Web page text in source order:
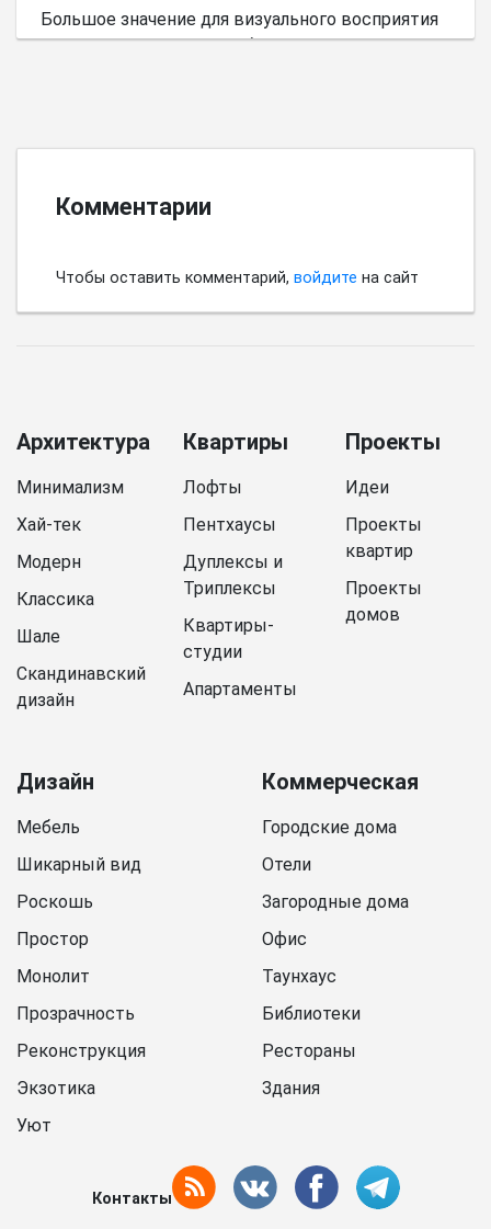
Большое значение для визуального восприятия
пространства имеет выбор цветовой палитры.
Комментарии
Чтобы оставить комментарий, войдите на сайт
Архитектура
Минимализм
Хай-тек
Модерн
Классика
Шале
Скандинавский
дизайн
Квартиры
Лофты
Пентхаусы
Дуплексы и
Триплексы
Квартиры-
студии
Апартаменты
Проекты
Идеи
Проекты
квартир
Проекты
домов
Дизайн
Мебель
Шикарный вид
Роскошь
Простор
Монолит
Прозрачность
Реконструкция
Экзотика
Уют
Коммерческая
Городские дома
Отели
Загородные дома
Офис
Таунхаус
Библиотеки
Рестораны
Здания
Контакты